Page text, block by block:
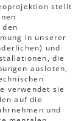
stellt
in unserer
und
die
ausloten,
verwendet sie
auf die
und